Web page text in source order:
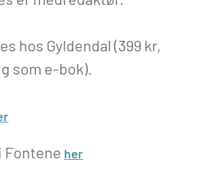
hos Gyldendal (399 kr,
som e-bok).
Fontene her